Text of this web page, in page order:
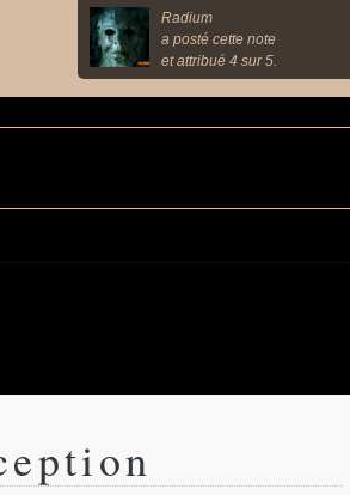
Radium
a posté cette note
et attribué 4 sur 5.